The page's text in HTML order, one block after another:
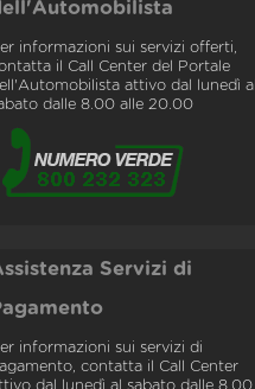
informazioni sui servizi offerti,
il Call Center del Portale
attivo dal lunedì al
dalle 8.00 alle 20.00
Servizi di
informazioni sui servizi di
contatta il Call Center